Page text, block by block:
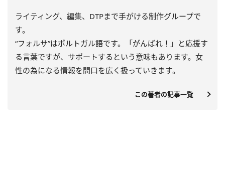
ライティング、編集、DTPまで手がける制作グループで
す。
“フォルサ”はポルトガル語です。「がんばれ！」と応援す
る言葉ですが、サポートするという意味もあります。女
性の為になる情報を間口を広く扱っていきます。
この著者の記事一覧